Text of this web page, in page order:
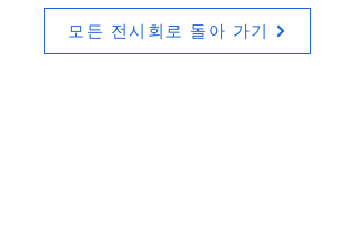
모든 전시회로 돌아 가기